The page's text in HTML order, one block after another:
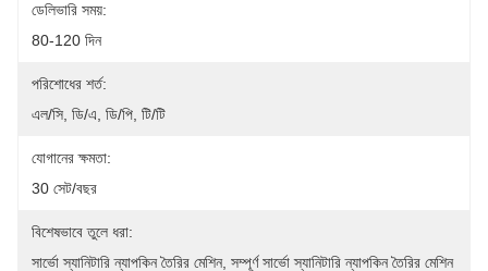
ডেলিভারি সময়:
80-120 দিন
পরিশোধের শর্ত:
এল/সি, ডি/এ, ডি/পি, টি/টি
যোগানের ক্ষমতা:
30 সেট/বছর
বিশেষভাবে তুলে ধরা:
সার্ভো স্যানিটারি ন্যাপকিন তৈরির মেশিন, সম্পূর্ণ সার্ভো স্যানিটারি ন্যাপকিন তৈরির মেশিন